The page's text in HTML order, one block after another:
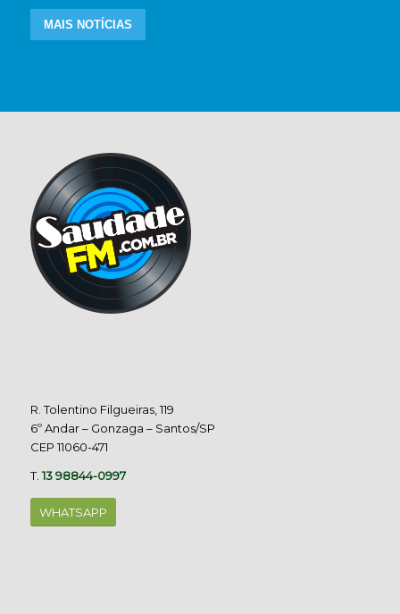
MAIS NOTÍCIAS
R. Tolentino Filgueiras, 119
6º Andar – Gonzaga – Santos/SP
CEP 11060-471
T.13 98844-0997
WHATSAPP